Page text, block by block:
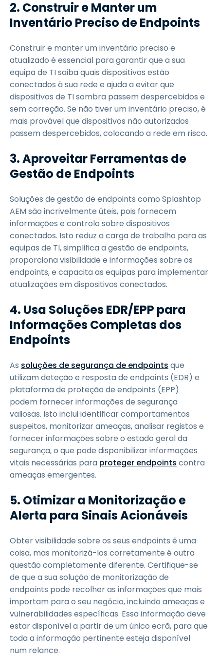
2. Construir e Manter um
Inventário Preciso de Endpoints
Construir e manter um inventário preciso e
atualizado é essencial para garantir que a sua
equipa de TI saiba quais dispositivos estão
conectados à sua rede e ajuda a evitar que
dispositivos de TI sombra passem despercebidos e
sem correção. Se não tiver um inventário preciso, é
mais provável que dispositivos não autorizados
passem despercebidos, colocando a rede em risco.
3.Aproveitar Ferramentas de
Gestão de Endpoints
Soluções de gestão de endpoints como Splashtop
AEM são incrivelmente úteis, pois fornecem
informações e controlo sobre dispositivos
conectados. Isto reduz a carga de trabalho para as
equipas de TI, simplifica a gestão de endpoints,
proporciona visibilidade e informações sobre os
endpoints, e capacita as equipas para implementar
atualizações em dispositivos conectados.
4. Usa Soluções EDR/EPP para
Informações Completas dos
Endpoints
As soluções de segurança de endpoints que
utilizam deteção e resposta de endpoints (EDR) e
plataforma de proteção de endpoints (EPP)
podem fornecer informações de segurança
valiosas. Isto inclui identificar comportamentos
suspeitos, monitorizar ameaças, analisar registos e
fornecer informações sobre o estado geral da
segurança, o que pode disponibilizar informações
vitais necessárias para proteger endpoints contra
ameaças emergentes.
5. Otimizar a Monitorização e
Alerta para Sinais Acionáveis
Obter visibilidade sobre os seus endpoints é uma
coisa, mas monitorizá-los corretamente é outra
questão completamente diferente. Certifique-se
de que a sua solução de monitorização de
endpoints pode recolher as informações que mais
importam para o seu negócio, incluindo ameaças e
vulnerabilidades específicas. Essa informação deve
estar disponível a partir de um único ecrã, para que
toda a informação pertinente esteja disponível
num relance.